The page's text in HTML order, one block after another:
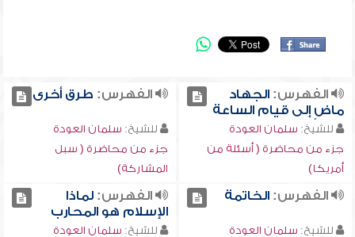
الفهرس:الجهاد
ماضٍ إلى قيام الساعة
للشيخ: سلمان العودة
جزء من محاضرة ( أسئلة من
أمريكا)
الفهرس: طرق أخرى
للشيخ: سلمان العودة
جزء من محاضرة ( سبل
المشاركة)
الفهرس:الخاتمة
للشيخ: سلمان العودة
الفهرس:لماذا
الإسلام هو المحارب
للشيخ: سلمان العودة